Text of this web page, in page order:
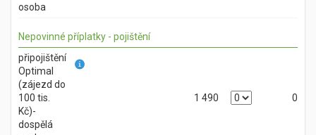
osoba
Nepovinné příplatky - pojištění
připojištění
Optimal
(zájezd do
100 tis.
Kč)-
dospělá
1 490 0